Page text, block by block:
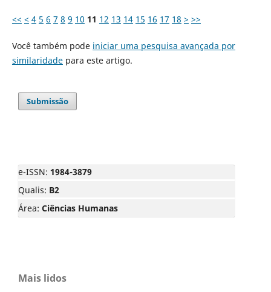
<< < 4 5 6 7 8 9 10 11 12 13 14 15 16 17 18 > >>
Você também pode iniciar uma pesquisa avançada por
similaridadepara este artigo.
Submissão
e-ISSN: 1984-3879
Qualis: B2
Área: Ciências Humanas
Mais lidos